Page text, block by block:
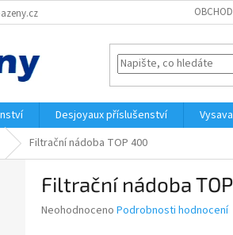
Desjoyaux příslušenství
Filtrační nádoba TOP 400
Filtrační nádoba
Průměrné
Neohodnoceno Podrobnosti hodnocení